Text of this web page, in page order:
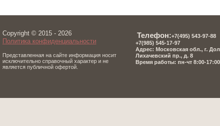
Copyright © 2015 - 2026
Политика конфиденциальности
Представленная на сайте информация носит
исключительно справочный характер и не
является публичной офертой.
Телефон:+7(495) 543-97-88
+7(985) 545-17-97
Адрес: Московская обл., г.
Лихачевский пр., д. 8
Время работы: пн-чт 8:00-